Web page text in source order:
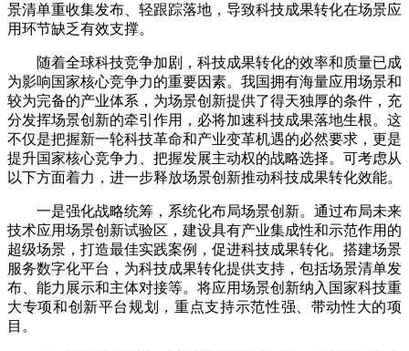
景清单重收集发布、轻跟踪落地，导致科技成果转化在场景应
用环节缺乏有效支撑。
随着全球科技竞争加剧，科技成果转化的效率和质量已成
为影响国家核心竞争力的重要因素。我国拥有海量应用场景和
较为完备的产业体系，为场景创新提供了得天独厚的条件，充
分发挥场景创新的牵引作用，必将加速科技成果落地生根。这
不仅是把握新一轮科技革命和产业变革机遇的必然要求，更是
提升国家核心竞争力、把握发展主动权的战略选择。可考虑从
以下方面着力，进一步释放场景创新推动科技成果转化效能。
一是强化战略统筹，系统化布局场景创新。通过布局未来
技术应用场景创新试验区，建设具有产业集成性和示范作用的
超级场景，打造最佳实践案例，促进科技成果转化。搭建场景
服务数字化平台，为科技成果转化提供支持，包括场景清单发
布、能力展示和主体对接等。将应用场景创新纳入国家科技重
大专项和创新平台规划，重点支持示范性强、带动性大的项
目。